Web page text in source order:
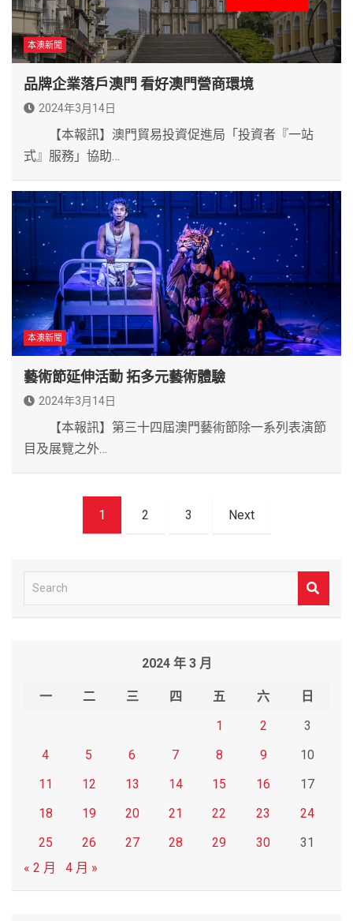
本澳新聞
品牌企業落戶澳門 看好澳門營商環境
2024年3月14日
【本報訊】澳門貿易投資促進局「投資者『一站
式』服務」協助…
本澳新聞
藝術節延伸活動 拓多元藝術體驗
2024年3月14日
【本報訊】第三十四屆澳門藝術節除一系列表演節
目及展覽之外…
1 2 3 Next
e
2024 年 3 月
一 二 三 四 五 六
日
1
2
3
4
5 6 7 8 9
10
11
12 13 14 15 16
17
18
19 20 21 22 23
24
25
26 27 28 29 30
31
« 2 月
4 月 »